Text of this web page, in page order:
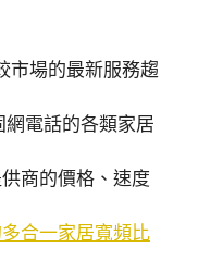
市場的最新服務趨
電話的各類家居
商的價格、速度
合一家居寬頻比